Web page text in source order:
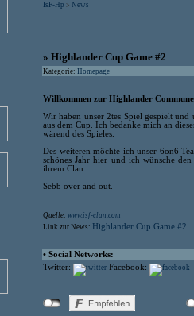
IsF-Hp > News
» Highlander Cup Game #2
Kategorie: Homepage
Willkommen zur Highlander
Wir haben unser 2tes Spiel gespielt
aus dem Cup. Ich bedanke mich an
wärend des Spieles.
Des weiteren möchte ich unser 6on6
schönes Jahr hier und ich wünsche
ihrem Clan.
Sebb over and out.
Quelle: www.isf-clan.com
Link zur News: Highlander Cup Game #2
• Social Networks:
Twitter:
Facebook: